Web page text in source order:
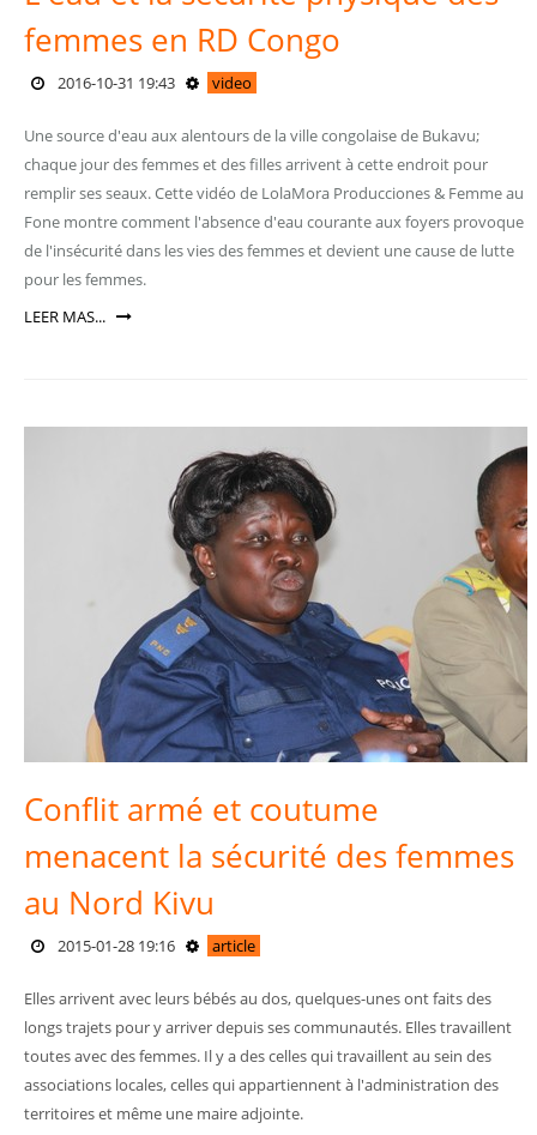
femmes en RD Congo
2016-10-31 19:43 video
Une source d'eau aux alentours de la ville congolaise de Bukavu;
chaque jour des femmes et des filles arrivent à cette endroit pour
remplir ses seaux. Cette vidéo de LolaMora Producciones & Femme au
Fone montre comment l'absence d'eau courante aux foyers provoque
de l'insécurité dans les vies des femmes et devient une cause de lutte
pour les femmes.
LEER MAS...
Conflit armé et coutume
menacent la sécurité des femmes
au Nord Kivu
2015-01-28 19:16 article
Elles arrivent avec leurs bébés au dos, quelques-unes ont faits des
longs trajets pour y arriver depuis ses communautés. Elles travaillent
toutes avec des femmes. Il y a des celles qui travaillent au sein des
associations locales, celles qui appartiennent à l'administration des
territoires et même une maire adjointe.